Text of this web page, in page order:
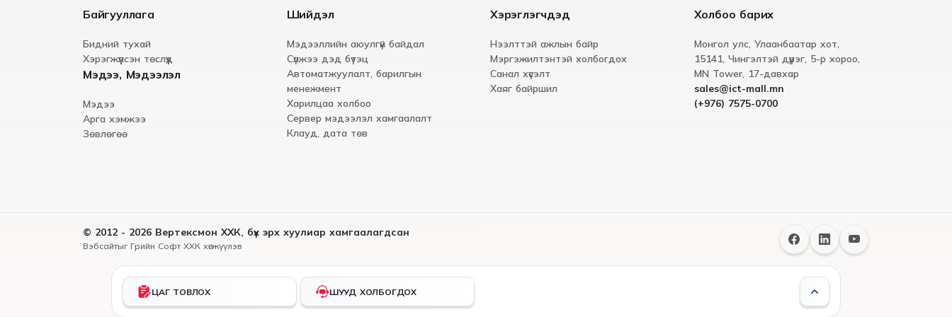
Байгууллага
Бидний тухай
Хэрэгжүүлсэн төслүүд
Мэдээ, Мэдээлэл
Мэдээ
Арга хэмжээ
Зөвлөгөө
Шийдэл
Мэдээллийн аюулгүй байдал
Сүлжээ дэд бүтэц
Автоматжуулалт, барилгын
менежмент
Харилцаа холбоо
Сервер мэдээлэл хамгаалалт
Клауд, дата төв
Хэрэглэгчдэд
Нээлттэй ажлын байр
Мэргэжилтэнтэй холбогдох
Санал хүсэлт
Хаяг байршил
Холбоо барих
Монгол улс, Улаанбаатар хот,
15141, Чингэлтэй дүүрэг, 5-р хороо,
МN Tower, 17-давхар
sales@ict-mall.mn
(+976) 7575-0700
© 2012 - 2026 Вертексмон ХХК, бүх эрх хуулиар хамгаалагдсан
Вэбсайтыг Грийн Софт ХХК хөгжүүлэв
ЦАГ ТОВЛОХ ШУУД ХОЛБОГДОХ